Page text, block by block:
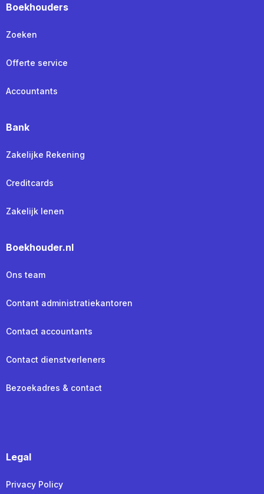
Boekhouders
Zoeken
Offerte service
Accountants
Bank
Zakelijke Rekening
Creditcards
Zakelijk lenen
Boekhouder.nl
Ons team
Contant administratiekantoren
Contact accountants
Contact dienstverleners
Bezoekadres & contact
Legal
Privacy Policy